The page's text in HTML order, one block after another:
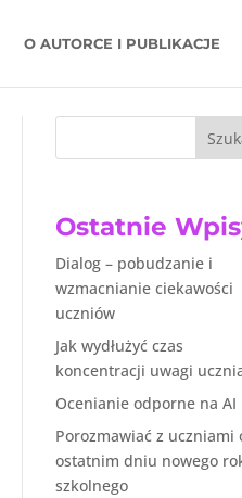
O AUTORCE I PUBLIKACJE
Ostatnie
Dialog – pobudzanie i
wzmacnianie ciekawości
uczniów
Jak wydłużyć czas
koncentracji uwagi
Ocenianie odporne na AI
Porozmawiać z uczniami
ostatnim dniu nowego
szkolnego